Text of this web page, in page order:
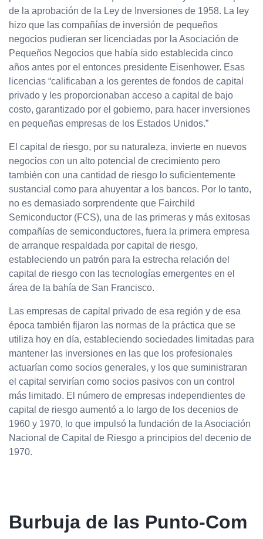
de la aprobación de la Ley de Inversiones de 1958. La ley
hizo que las compañías de inversión de pequeños
negocios pudieran ser licenciadas por la Asociación de
Pequeños Negocios que había sido establecida cinco
años antes por el entonces presidente Eisenhower. Esas
licencias “calificaban a los gerentes de fondos de capital
privado y les proporcionaban acceso a capital de bajo
costo, garantizado por el gobierno, para hacer inversiones
en pequeñas empresas de los Estados Unidos.”
El capital de riesgo, por su naturaleza, invierte en nuevos
negocios con un alto potencial de crecimiento pero
también con una cantidad de riesgo lo suficientemente
sustancial como para ahuyentar a los bancos. Por lo tanto,
no es demasiado sorprendente que Fairchild
Semiconductor (FCS), una de las primeras y más exitosas
compañías de semiconductores, fuera la primera empresa
de arranque respaldada por capital de riesgo,
estableciendo un patrón para la estrecha relación del
capital de riesgo con las tecnologías emergentes en el
área de la bahía de San Francisco.
Las empresas de capital privado de esa región y de esa
época también fijaron las normas de la práctica que se
utiliza hoy en día, estableciendo sociedades limitadas para
mantener las inversiones en las que los profesionales
actuarían como socios generales, y los que suministraran
el capital servirían como socios pasivos con un control
más limitado. El número de empresas independientes de
capital de riesgo aumentó a lo largo de los decenios de
1960 y 1970, lo que impulsó la fundación de la Asociación
Nacional de Capital de Riesgo a principios del decenio de
1970.
Burbuja de las Punto-Com